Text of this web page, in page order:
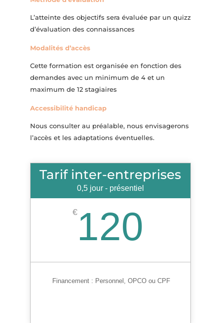
L’atteinte des objectifs sera évaluée par un quizz
d’évaluation des connaissances
Modalités d’accès
Cette formation est organisée en fonction des
demandes avec un minimum de 4 et un
maximum de 12 stagiaires
Accessibilité handicap
Nous consulter au préalable, nous envisagerons
l’accès et les adaptations éventuelles.
Tarif inter-entreprises
0,5 jour - présentiel
€120
Financement : Personnel, OPCO ou CPF